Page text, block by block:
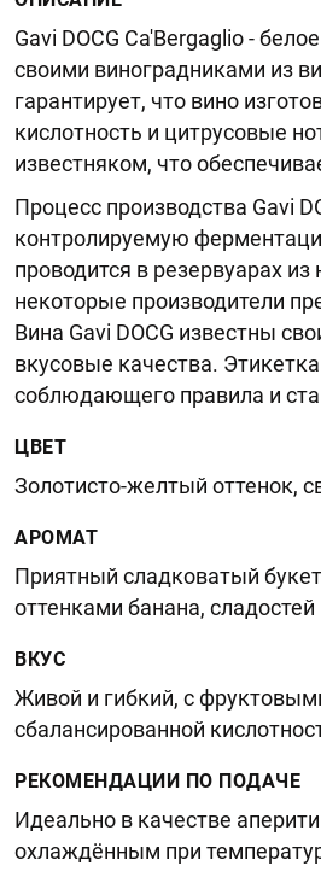
Gavi DOCG Ca'Bergaglio -
своими виноградниками из
гарантирует, что вино
кислотность и цитрусовые
известняком, что
Процесс производства Gavi
контролируемую
проводится в резервуарах
некоторые производители
Вина Gavi DOCG известны
вкусовые качества.
соблюдающего правила и
ЦВЕТ
Золотисто-желтый оттенок,
АРОМАТ
Приятный сладковатый
оттенками банана,
ВКУС
Живой и гибкий, с
сбалансированной
РЕКОМЕНДАЦИИ ПО ПОДАЧЕ
Идеально в качестве
охлаждённым при